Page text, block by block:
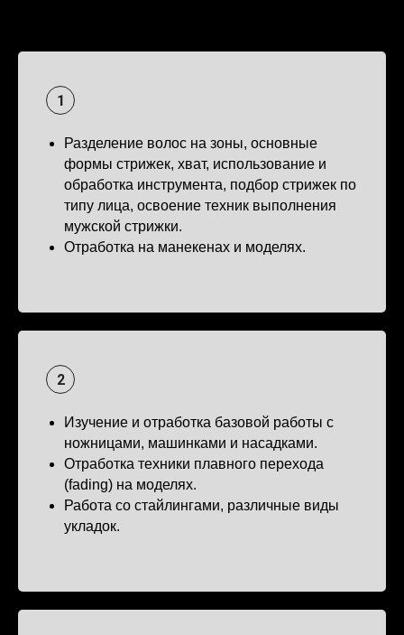
Разделение волос на зоны, основные
формы стрижек, хват, использование и
обработка инструмента, подбор стрижек по
типу лица, освоение техник выполнения
мужской стрижки.
Отработка на манекенах и моделях.
Изучение и отработка базовой работы с
ножницами, машинками и насадками.
Отработка техники плавного перехода
(fading) на моделях.
Работа со стайлингами, различные виды
укладок.